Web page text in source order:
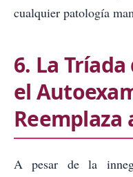
cualquier patología
6. La
el
Reemplaza
A pesar de la